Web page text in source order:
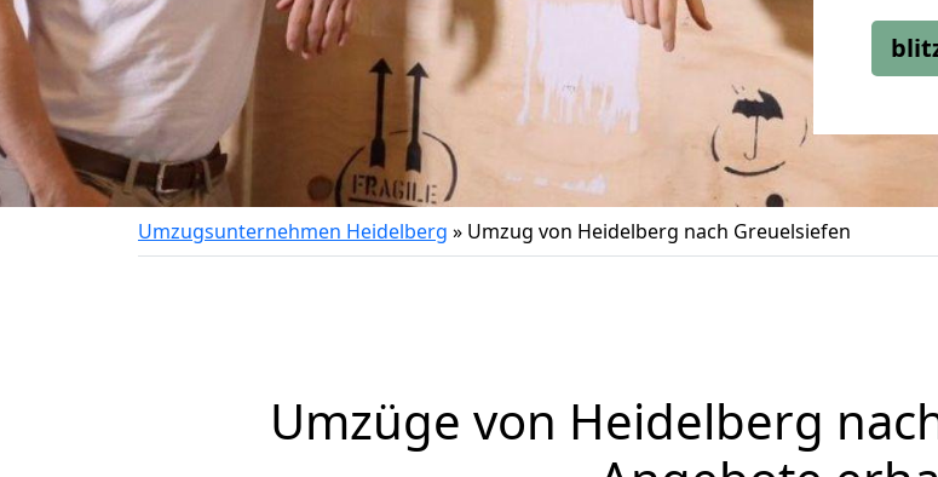
Umzugsunternehmen Heidelberg » Umzug von Heidelberg nach Greuelsiefen
Umzüge von Heidelberg